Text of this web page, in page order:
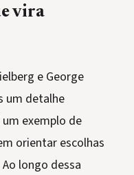
vira
e George
um detalhe
exemplo de
orientar escolhas
longo dessa